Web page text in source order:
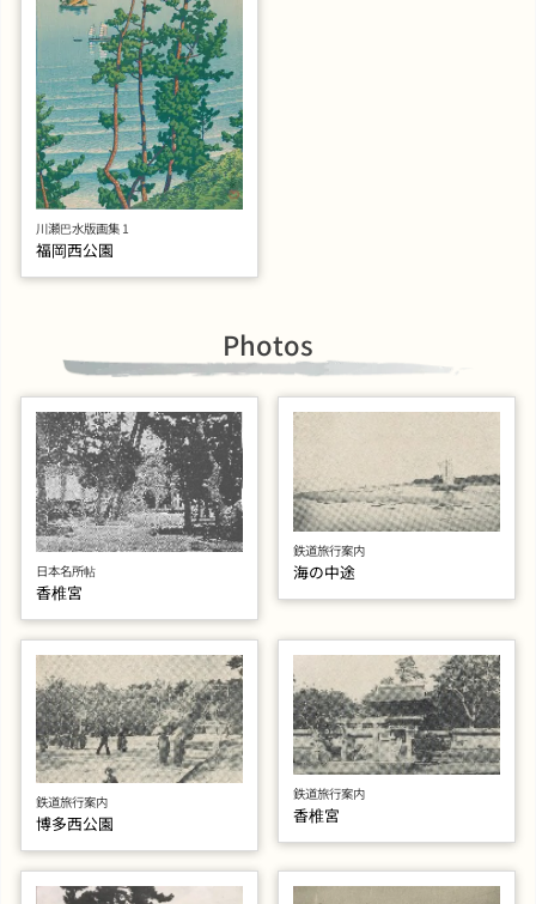
川瀬巴水版画集 1
福岡西公園
Photos
日本名所帖
香椎宮
鉄道旅行案内
海の中途
鉄道旅行案内
博多西公園
鉄道旅行案内
香椎宮